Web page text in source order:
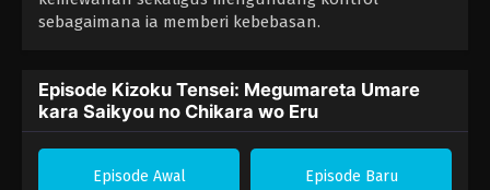
sebagaimana ia memberi kebebasan.
Episode Kizoku Tensei: Megumareta Umare
kara Saikyou no Chikara wo Eru
Episode Awal Episode Baru